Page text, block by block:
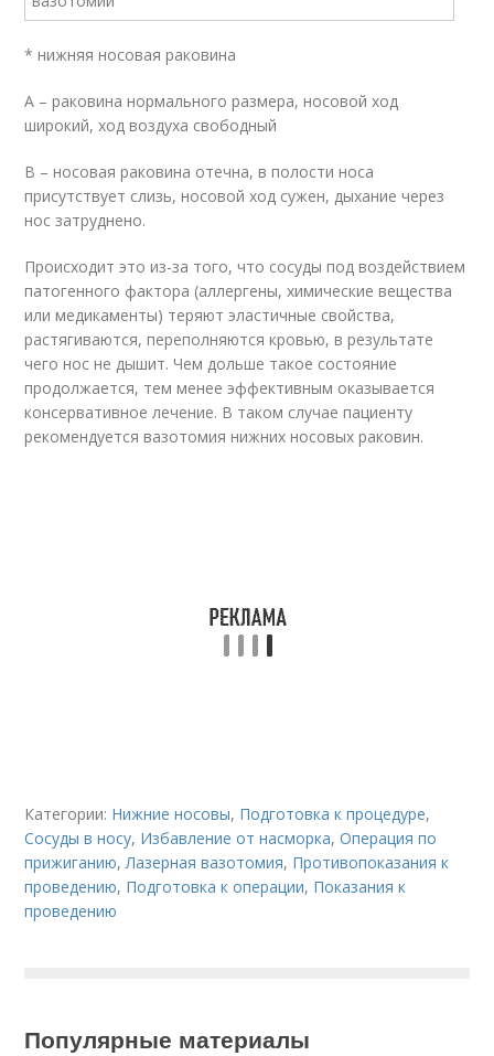
* нижняя носовая раковина
А – раковина нормального размера, носовой ход
широкий, ход воздуха свободный
В – носовая раковина отечна, в полости носа
присутствует слизь, носовой ход сужен, дыхание через
нос затруднено.
Происходит это из-за того, что сосуды под воздействием
патогенного фактора (аллергены, химические вещества
или медикаменты) теряют эластичные свойства,
растягиваются, переполняются кровью, в результате
чего нос не дышит. Чем дольше такое состояние
продолжается, тем менее эффективным оказывается
консервативное лечение. В таком случае пациенту
рекомендуется вазотомия нижних носовых раковин.
Категории: Нижние носовы, Подготовка к процедуре,
Сосуды в носу, Избавление от насморка,Операция по
прижиганию,Лазерная вазотомия, Противопоказания к
проведению, Подготовка к операции, Показания к
проведению
Популярные материалы